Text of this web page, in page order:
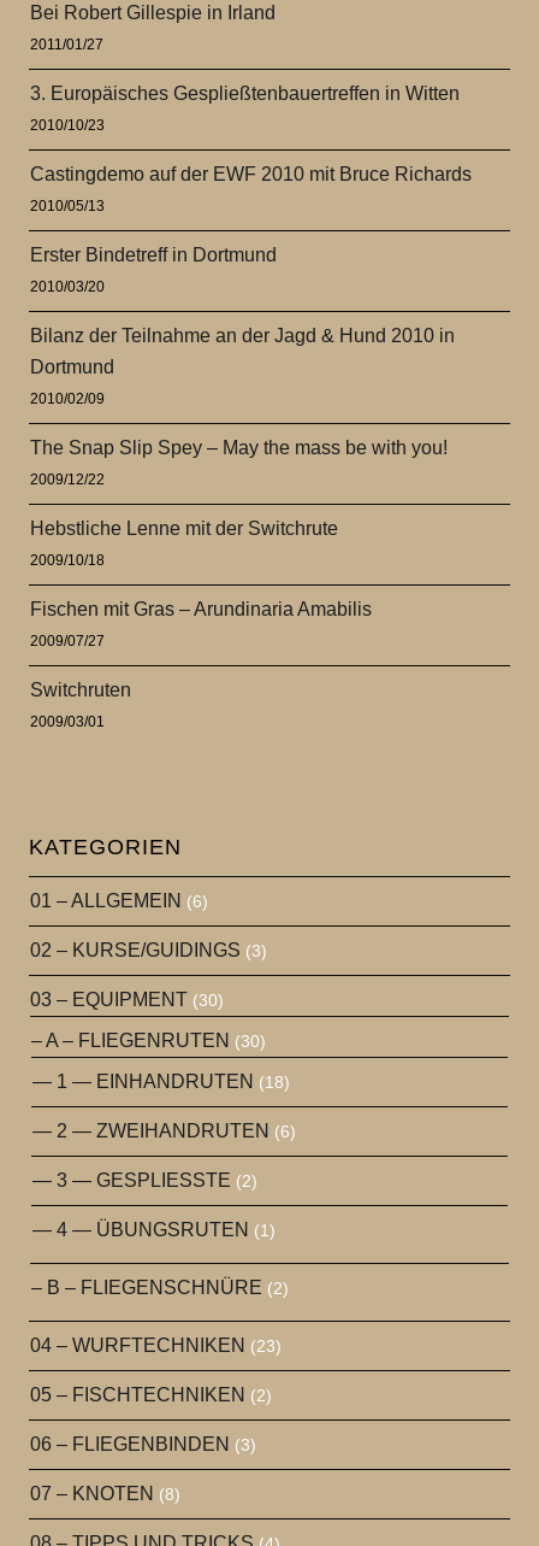
Bei Robert Gillespie in Irland
2011/01/27
3. Europäisches Gespließtenbauertreffen in Witten
2010/10/23
Castingdemo auf der EWF 2010 mit Bruce Richards
2010/05/13
Erster Bindetreff in Dortmund
2010/03/20
Bilanz der Teilnahme an der Jagd & Hund 2010 in
Dortmund
2010/02/09
The Snap Slip Spey – May the mass be with you!
2009/12/22
Hebstliche Lenne mit der Switchrute
2009/10/18
Fischen mit Gras – Arundinaria Amabilis
2009/07/27
Switchruten
2009/03/01
KATEGORIEN
01 – ALLGEMEIN (6)
02 – KURSE/GUIDINGS (3)
03 – EQUIPMENT (30)
– A – FLIEGENRUTEN (30)
— 1 — EINHANDRUTEN (18)
— 2 — ZWEIHANDRUTEN (6)
— 3 — GESPLIESSTE (2)
— 4 — ÜBUNGSRUTEN (1)
– B – FLIEGENSCHNÜRE (2)
04 – WURFTECHNIKEN (23)
05 – FISCHTECHNIKEN (2)
06 – FLIEGENBINDEN (3)
07 – KNOTEN (8)